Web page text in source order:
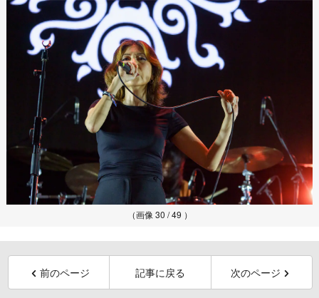
（画像 30 / 49 ）
前のページ 記事に戻る 次のページ